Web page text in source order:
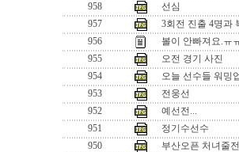
958
선심
957
3회전 진출 4명과
956
볼이 안빠져요.ㅠ
955
오전 경기 사진
954
오늘 선수들 워밍
953
전웅선
952
예선전...
951
정기수선수
950
부산오픈 처녀줄